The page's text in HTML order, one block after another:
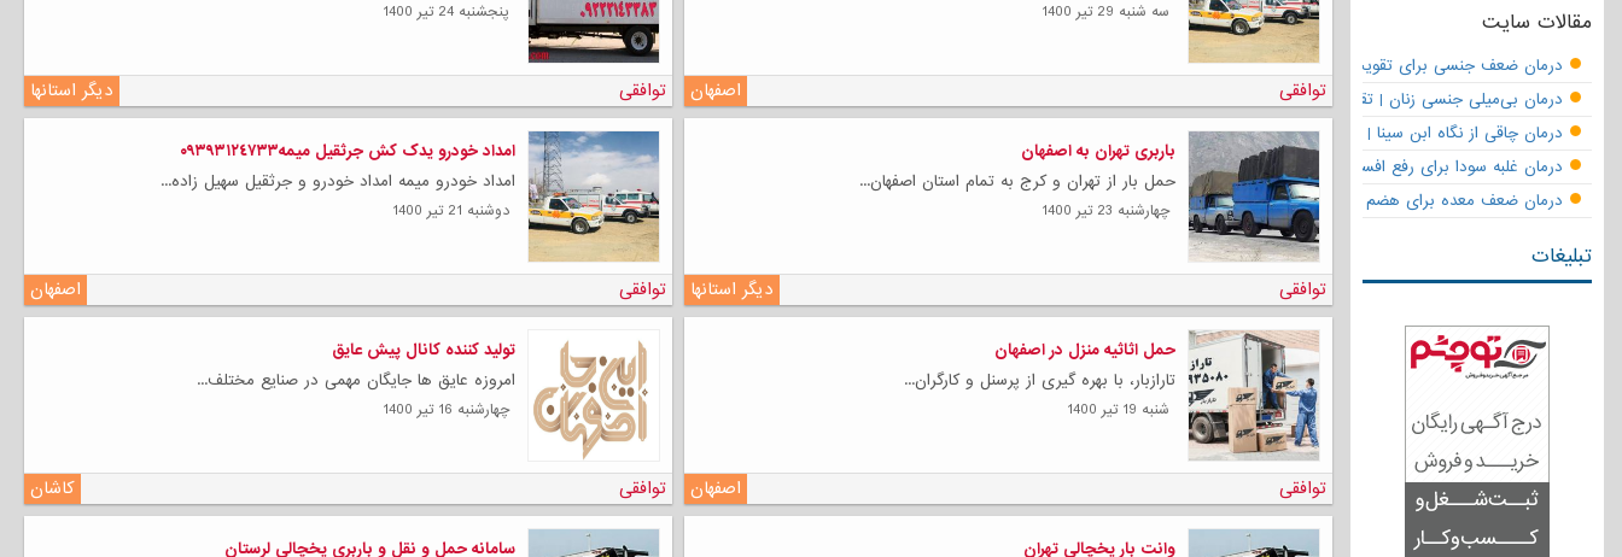
مقالات سایت
درمان ضعف جنسی برای تقویت قوای مردانه | تقویت نعوظ و رفع زودانزالی
درمان بی‌میلی جنسی زنان | تقویت قوای جنسی و بازگشت لذت
درمان چاقی از نگاه ابن سینا | نسخه حکما برای کاهش وزن طبیعی
درمان غلبه سودا برای رفع افسردگی
درمان ضعف معده برای هضم قوی
تبلیغات
سه شنبه 29 تیر 1400
اصفهان توافقی
پنجشنبه 24 تیر 1400
دیگر استانها توافقی
باربری تهران به اصفهان
حمل بار از تهران و کرج به تمام استان اصفهان...
چهارشنبه 23 تیر 1400
دیگر استانها توافقی
امداد خودرو یدک کش جرثقیل میمه٠٩٣٩٣١٢٤٧٣٣
امداد خودرو میمه امداد خودرو و جرثقیل سهیل زاده...
دوشنبه 21 تیر 1400
اصفهان توافقی
حمل اثاثیه منزل در اصفهان
تارازبار، با بهره گیری از پرسنل و کارگران...
شنبه 19 تیر 1400
اصفهان توافقی
تولید کننده کانال پیش عایق
امروزه عایق ها جایگان مهمی در صنایع مختلف...
چهارشنبه 16 تیر 1400
کاشان توافقی
وانت بار یخچالی تهران سامانه حمل و نقل و باربری یخچالی لرستان